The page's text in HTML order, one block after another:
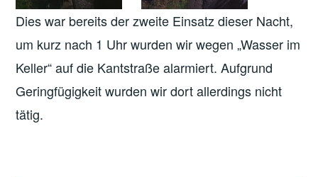
Dies war bereits der zweite Einsatz dieser Nacht,
um kurz nach 1 Uhr wurden wir wegen „Wasser im
Keller“ auf die Kantstraße alarmiert. Aufgrund
Geringfügigkeit wurden wir dort allerdings nicht
tätig.